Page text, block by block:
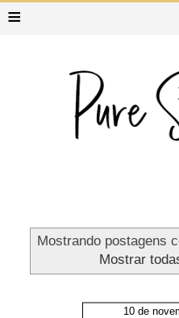
≡
Mostrando postagens
Mostrar
10 de